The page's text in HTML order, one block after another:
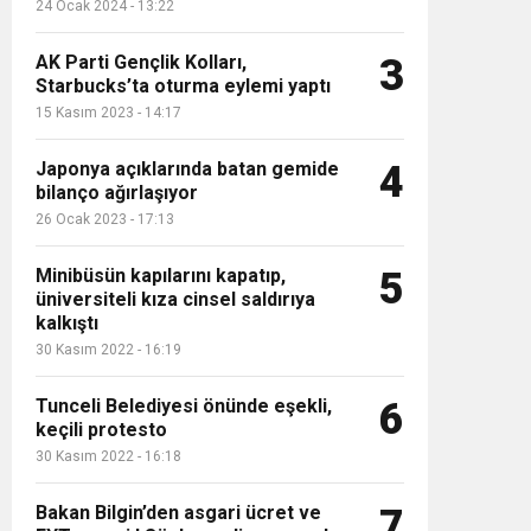
24 Ocak 2024 - 13:22
AK Parti Gençlik Kolları,
Starbucks’ta oturma eylemi yaptı
15 Kasım 2023 - 14:17
3
Japonya açıklarında batan gemide
bilanço ağırlaşıyor
26 Ocak 2023 - 17:13
4
Minibüsün kapılarını kapatıp,
üniversiteli kıza cinsel saldırıya
kalkıştı
30 Kasım 2022 - 16:19
5
Tunceli Belediyesi önünde eşekli,
keçili protesto
30 Kasım 2022 - 16:18
6
Bakan Bilgin’den asgari ücret ve